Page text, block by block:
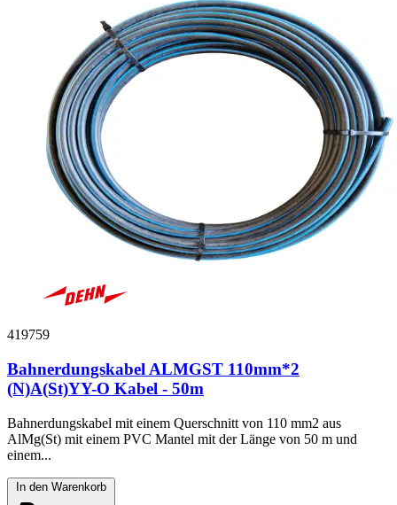
419759
Bahnerdungskabel ALMGST 110mm*2
(N)A(St)YY-O Kabel - 50m
Bahnerdungskabel mit einem Querschnitt von 110 mm2 aus
AlMg(St) mit einem PVC Mantel mit der Länge von 50 m und
einem...
In den Warenkorb